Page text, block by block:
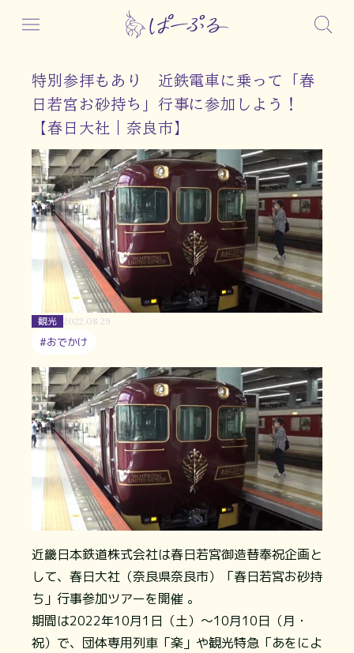
特別参拝もあり 近鉄電車に乗って「春
日若宮お砂持ち」行事に参加しよう！
【春日大社｜奈良市】
観光 2022.08.29
#おでかけ
近畿日本鉄道株式会社は春日若宮御造替奉祝企画と
して、春日大社（奈良県奈良市）「春日若宮お砂持
ち」行事参加ツアーを開催 。
期間は2022年10月1日（土）～10月10日（月・
祝）で、団体専用列車「楽」や観光特急「あをによ